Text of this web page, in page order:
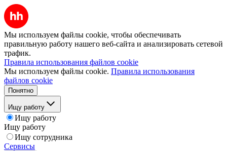
Мы используем файлы cookie, чтобы обеспечивать
правильную работу нашего веб-сайта и анализировать сетевой
трафик.
Правила использования файлов cookie
Мы используем файлы cookie. Правила использования
файлов cookie
Понятно
Ищу работу
Ищу работу
Ищу работу
Ищу сотрудника
Сервисы